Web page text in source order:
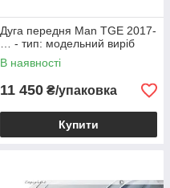
Дуга передня Man TGE 2017-
… - тип: модельний виріб
В наявності
11 450 ₴/упаковка
Купити